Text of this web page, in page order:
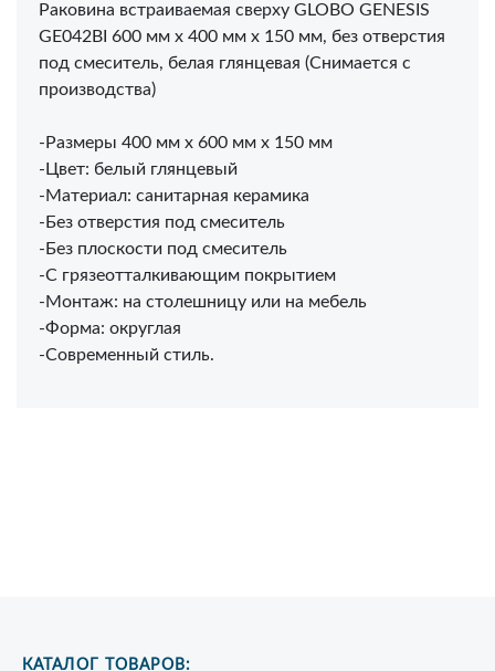
Раковина встраиваемая сверху GLOBO GENESIS
GE042BI 600 мм х 400 мм х 150 мм, без отверстия
под смеситель, белая глянцевая (Снимается с
производства)
-Размеры 400 мм х 600 мм х 150 мм
-Цвет: белый глянцевый
-Материал: санитарная керамика
-Без отверстия под смеситель
-Без плоскости под смеситель
-С грязеотталкивающим покрытием
-Монтаж: на столешницу или на мебель
-Форма: округлая
-Современный стиль.
КАТАЛОГ ТОВАРОВ: